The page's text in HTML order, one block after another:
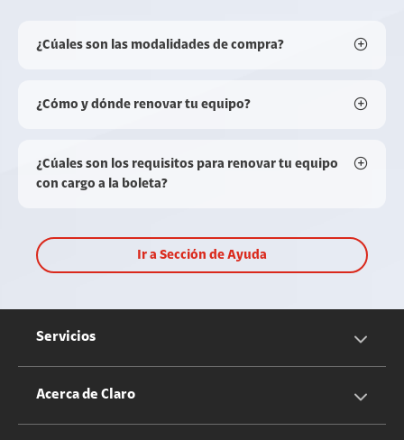
¿Cúales son las modalidades de compra?
¿Cómo y dónde renovar tu equipo?
¿Cúales son los requisitos para renovar tu equipo
con cargo a la boleta?
Ir a Sección de Ayuda
Servicios
Servicios Móviles
Acerca de Claro